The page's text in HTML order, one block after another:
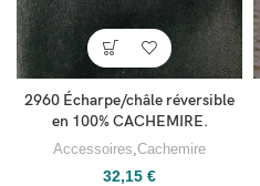
2960 Écharpe/châle réversible
en 100% CACHEMIRE.
Accessoires Cachemire
32,15 €